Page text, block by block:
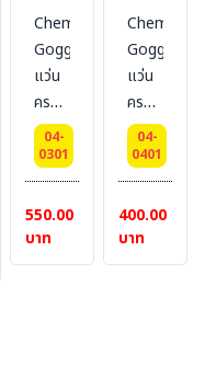
Chem
Goggle17
แว่น
ครอบ
ตา
เลนส์
ใส
ป้องกัน
ฝ้า
สาร
04-
0301
550.00
บาท
Chem
Goggle20
แว่น
ครอบ
ตา
เลนส์
ใส
ป้องกัน
ฝ้า
สาร
04-
0401
400.00
บาท